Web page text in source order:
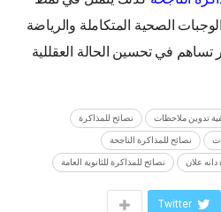
الصحية المتكاملة والرياضة
في تحسين الحالة العقللية
تدوين ملاحظات نصائح للمذاكرة
نصائح للمذاكرة الناجحة
دانه علان نصائح للمذاكرة للثانوية العامة
Twitter